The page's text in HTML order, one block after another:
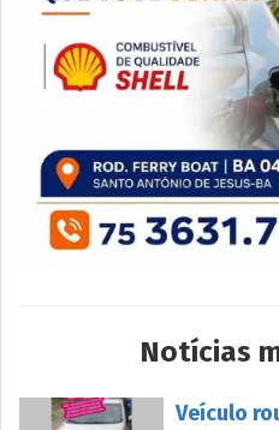
Notícias
Veículo